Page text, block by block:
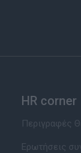
HR corner
Περιγραφές
Ερωτήσεις